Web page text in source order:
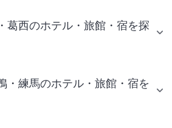
葛西のホテル・旅館・宿を探
・練馬のホテル・旅館・宿を